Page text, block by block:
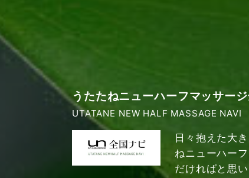
うたたねニューハーフマッサー
UTATANE NEW HALF MASSAGE NAVI
日々抱えた大
ねニューハー
だければと思